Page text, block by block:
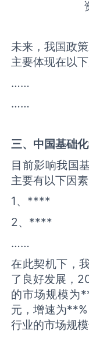
未来，我国政
主要体现在以
……
……
三、中国基础
目前影响我国
主要有以下因素
1、****
2、****
……
在此契机下，
了良好发展，
的市场规模为
元，增速为
行业的市场规